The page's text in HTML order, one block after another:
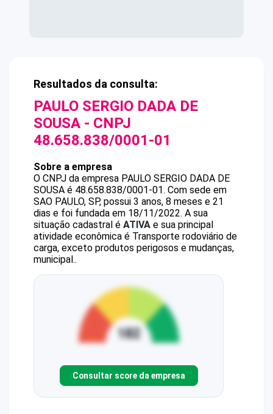
Resultados da consulta:
PAULO SERGIO DADA DE
SOUSA - CNPJ
48.658.838/0001-01
Sobre a empresa
O CNPJ da empresa PAULO SERGIO DADA DE
SOUSA é 48.658.838/0001-01. Com sede em
SAO PAULO, SP, possui 3 anos, 8 meses e 21
dias e foi fundada em 18/11/2022. A sua
situação cadastral é ATIVA e sua principal
atividade econômica é Transporte rodoviário de
carga, exceto produtos perigosos e mudanças,
municipal..
Consultar score da empresa